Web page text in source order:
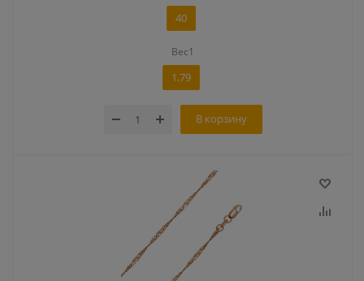
40
Вес1
1,79
В корзину